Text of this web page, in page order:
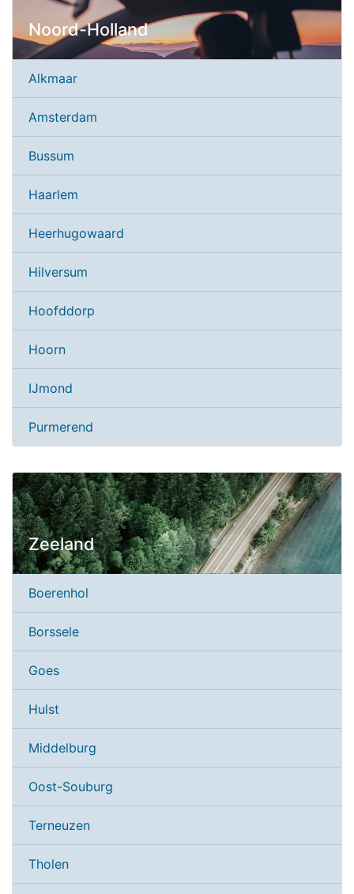
Noord-Holland
Alkmaar
Amsterdam
Bussum
Haarlem
Heerhugowaard
Hilversum
Hoofddorp
Hoorn
IJmond
Purmerend
Zeeland
Boerenhol
Borssele
Goes
Hulst
Middelburg
Oost-Souburg
Terneuzen
Tholen